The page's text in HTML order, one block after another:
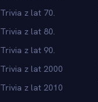
Trivia z lat 70.
Trivia z lat 80.
Trivia z lat 90.
Trivia z lat 2000
Trivia z lat 2010